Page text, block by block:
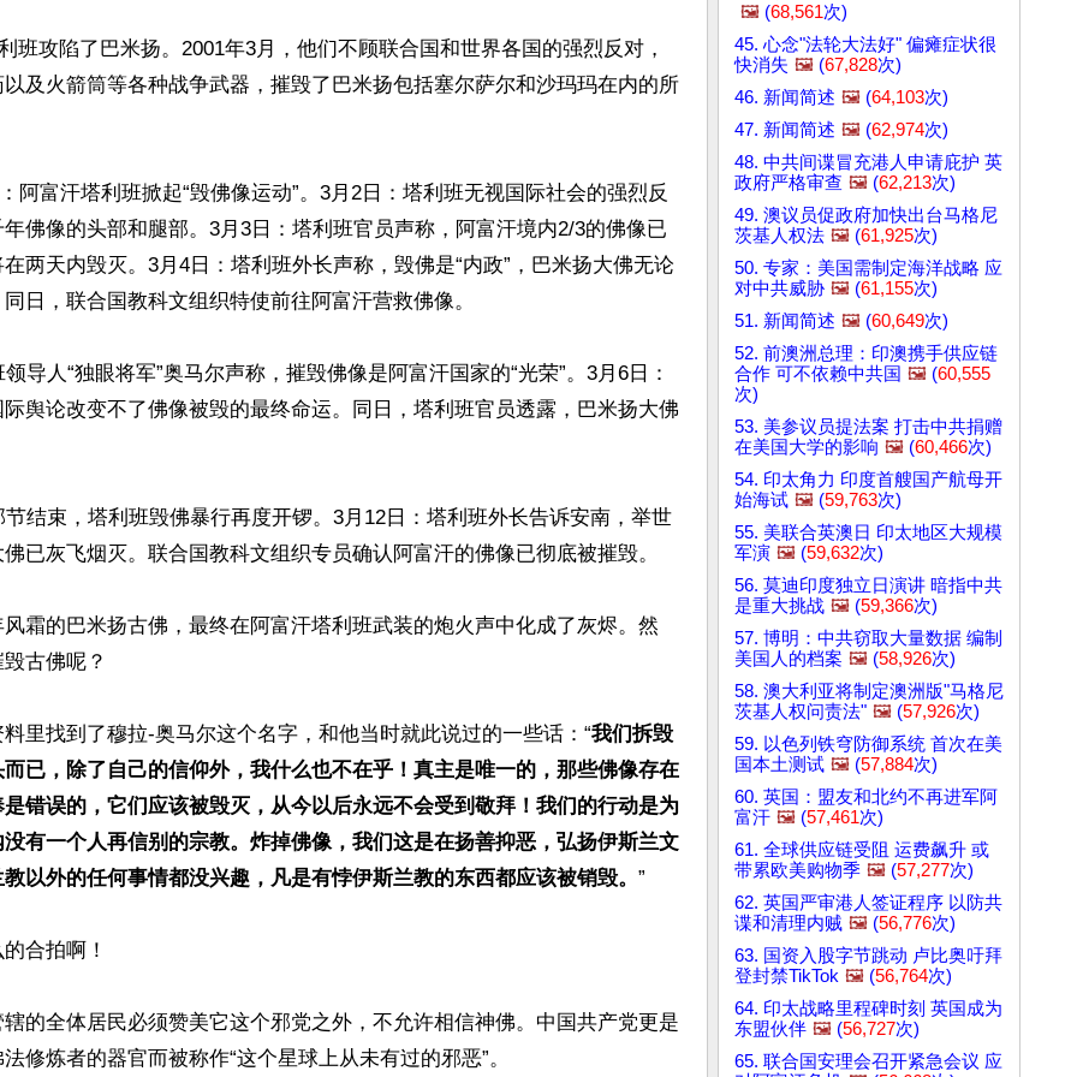
班攻陷了巴米扬。2001年3月，他们不顾联合国和世界各国的强烈反对，
及火箭筒等各种战争武器，摧毁了巴米扬包括塞尔萨尔和沙玛玛在内的所
阿富汗塔利班掀起“毁佛像运动”。3月2日：塔利班无视国际社会的强烈反
佛像的头部和腿部。3月3日：塔利班官员声称，阿富汗境内2/3的佛像已
两天内毁灭。3月4日：塔利班外长声称，毁佛是“内政”，巴米扬大佛无论
日，联合国教科文组织特使前往阿富汗营救佛像。
导人“独眼将军”奥马尔声称，摧毁佛像是阿富汗国家的“光荣”。3月6日：
舆论改变不了佛像被毁的最终命运。同日，塔利班官员透露，巴米扬大佛
结束，塔利班毁佛暴行再度开锣。3月12日：塔利班外长告诉安南，举世
已灰飞烟灭。联合国教科文组织专员确认阿富汗的佛像已彻底被摧毁。
霜的巴米扬古佛，最终在阿富汗塔利班武装的炮火声中化成了灰烬。然
古佛呢？
里找到了穆拉-奥马尔这个名字，和他当时就此说过的一些话：“我们拆毁
已，除了自己的信仰外，我什么也不在乎！真主是唯一的，那些佛像存在
错误的，它们应该被毁灭，从今以后永远不会受到敬拜！我们的行动是为
有一个人再信别的宗教。炸掉佛像，我们这是在扬善抑恶，弘扬伊斯兰文
以外的任何事情都没兴趣，凡是有悖伊斯兰教的东西都应该被销毁。 ”
合拍啊！
的全体居民必须赞美它这个邪党之外，不允许相信神佛。中国共产党更是
修炼者的器官而被称作“这个星球上从未有过的邪恶”。
🖼️ (68,561次)
45. 心念"法轮大法好" 偏瘫症状很
快消失 🖼️ (67,828次)
46. 新闻简述 🖼️ (64,103次)
47. 新闻简述 🖼️ (62,974次)
48. 中共间谍冒充港人申请庇护 英
政府严格审查 🖼️ (62,213次)
49. 澳议员促政府加快出台马格尼
茨基人权法 🖼️ (61,925次)
50. 专家：美国需制定海洋战略 应
对中共威胁 🖼️ (61,155次)
51. 新闻简述 🖼️ (60,649次)
52. 前澳洲总理：印澳携手供应链
合作 可不依赖中共国 🖼️ (60,555
次)
53. 美参议员提法案 打击中共捐赠
在美国大学的影响 🖼️ (60,466次)
54. 印太角力 印度首艘国产航母开
始海试 🖼️ (59,763次)
55. 美联合英澳日 印太地区大规模
军演 🖼️ (59,632次)
56. 莫迪印度独立日演讲 暗指中共
是重大挑战 🖼️ (59,366次)
57. 博明：中共窃取大量数据 编制
美国人的档案 🖼️ (58,926次)
58. 澳大利亚将制定澳洲版"马格尼
茨基人权问责法" 🖼️ (57,926次)
59. 以色列铁穹防御系统 首次在美
国本土测试 🖼️ (57,884次)
60. 英国：盟友和北约不再进军阿
富汗 🖼️ (57,461次)
61. 全球供应链受阻 运费飙升 或
带累欧美购物季 🖼️ (57,277次)
62. 英国严审港人签证程序 以防共
谍和清理内贼 🖼️ (56,776次)
63. 国资入股字节跳动 卢比奥吁拜
登封禁TikTok 🖼️ (56,764次)
64. 印太战略里程碑时刻 英国成为
东盟伙伴 🖼️ (56,727次)
65. 联合国安理会召开紧急会议 应